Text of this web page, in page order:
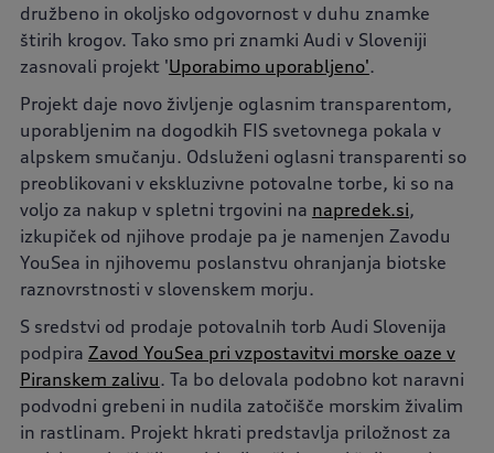
družbeno in okoljsko odgovornost v duhu znamke
štirih krogov. Tako smo pri znamki Audi v Sloveniji
zasnovali projekt 'Uporabimo uporabljeno'.
Projekt daje novo življenje oglasnim transparentom,
uporabljenim na dogodkih FIS svetovnega pokala v
alpskem smučanju. Odsluženi oglasni transparenti so
preoblikovani v ekskluzivne potovalne torbe, ki so na
voljo za nakup v spletni trgovini na napredek.si,
izkupiček od njihove prodaje pa je namenjen Zavodu
YouSea in njihovemu poslanstvu ohranjanja biotske
raznovrstnosti v slovenskem morju.
S sredstvi od prodaje potovalnih torb Audi Slovenija
podpira Zavod YouSea pri vzpostavitvi morske oaze v
Piranskem zalivu. Ta bo delovala podobno kot naravni
podvodni grebeni in nudila zatočišče morskim živalim
in rastlinam. Projekt hkrati predstavlja priložnost za